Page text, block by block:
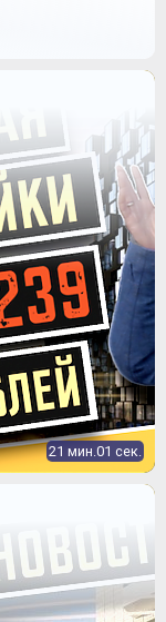
21 мин.01 сек.